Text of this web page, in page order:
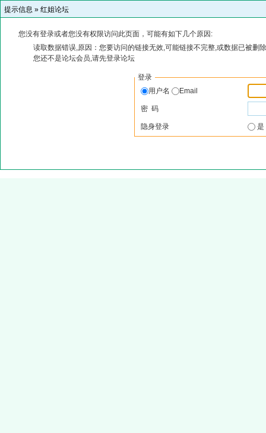
提示信息 » 红姐论坛
您没有登录或者您没有权限访问此页面，可能有如下几个原因:
读取数据错误,原因：您要访问的链接无效,可能链接不完整,或数据已被删
您还不是论坛会员,请先登录论坛
登录
用户名
Email
密 码
隐身登录